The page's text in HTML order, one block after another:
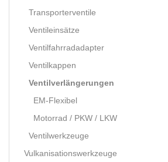
Transporterventile
Ventileinsätze
Ventilfahrradadapter
Ventilkappen
Ventilverlängerungen
EM-Flexibel
Motorrad / PKW / LKW
Ventilwerkzeuge
Vulkanisationswerkzeuge